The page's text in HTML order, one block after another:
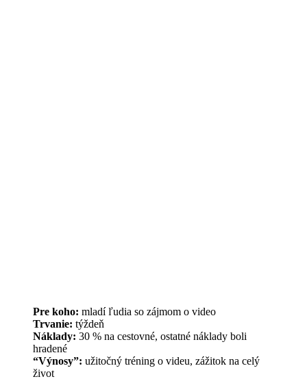
Pre koho: mladí ľudia so zájmom o video
Trvanie: týždeň
Náklady: 30 % na cestovné, ostatné náklady boli
hradené
“Výnosy”: užitočný tréning o videu, zážitok na celý
život